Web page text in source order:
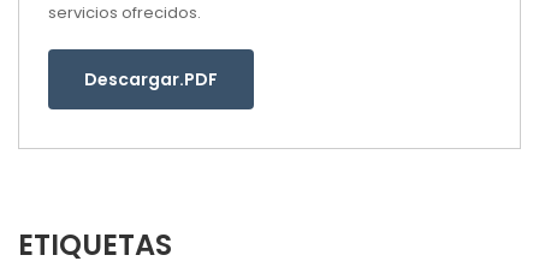
servicios ofrecidos.
Descargar.PDF
ETIQUETAS